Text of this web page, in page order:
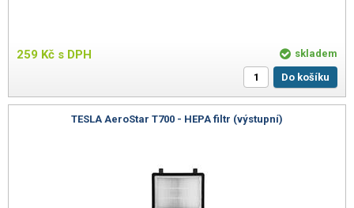
259 Kč s DPH
skladem
Do košíku
TESLA AeroStar T700 - HEPA filtr (výstupní)